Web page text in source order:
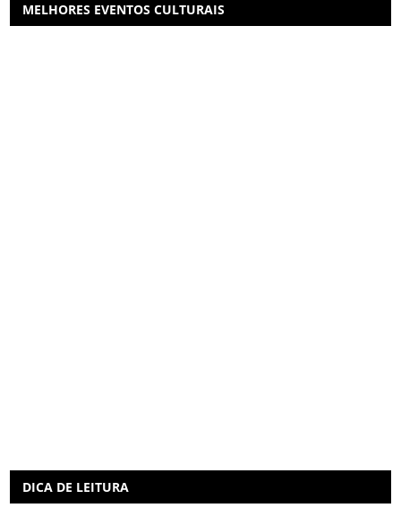
MELHORES EVENTOS CULTURAIS
DICA DE LEITURA